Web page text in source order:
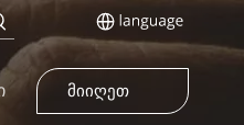
მიიღეთ